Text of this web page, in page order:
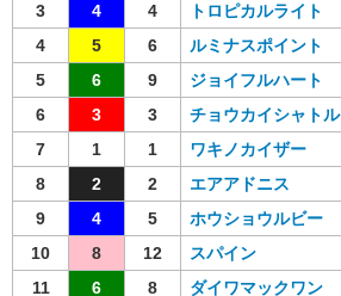
3
4 4 トロピカルライト
4
5 6 ルミナスポイント
5
6 9 ジョイフルハート
6
3 3 チョウカイシャトル
7
1 1 ワキノカイザー
8
2 2 エアアドニス
9
4 5 ホウショウルビー
10
8 12 スパイン
11
6 8 ダイワマックワン